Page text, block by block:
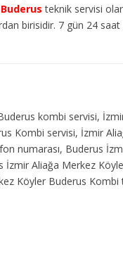
Buderus teknik servisi
birisidir. 7 gün 24
kombi servisi,
Kombi servisi, İzmir
numarası, Buderus
Aliağa Merkez
Köyler Buderus Kombi